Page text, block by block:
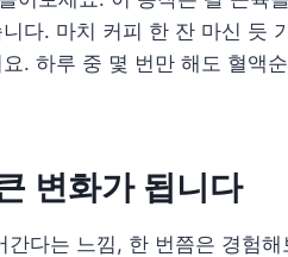
다. 마치 커피 한 잔 마신 듯
. 하루 중 몇 번만 해도 혈액
변화가 됩니다
다는 느낌, 한 번쯤은 경험